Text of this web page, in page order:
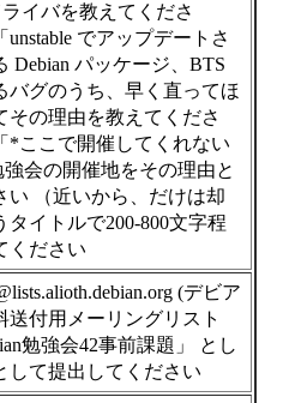
イバを教えてくださ
でアップデートさ
Debian パッケージ、BTS
バグのうち、早く直ってほ
その理由を教えてくださ
*ここで開催してくれない
会の開催地をその理由と
い （近いから、だけは却
イトルで200-800文字程
ください
(デビア
送付用メーリングリスト
勉強会42事前課題」 とし
して提出してください